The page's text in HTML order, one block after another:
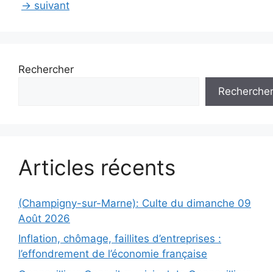
des
→ suivant
Rechercher
Rechercher
Articles récents
(Champigny-sur-Marne): Culte du dimanche 09
Août 2026
Inflation, chômage, faillites d’entreprises :
l’effondrement de l’économie française